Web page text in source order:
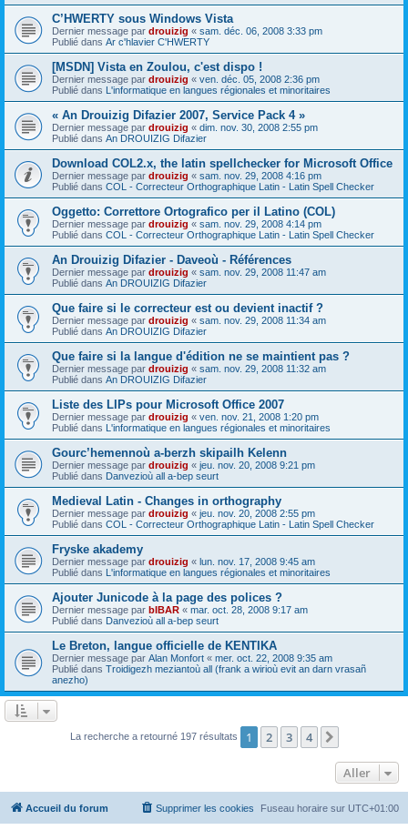
C’HWERTY sous Windows Vista
Dernier message par drouizig « sam. déc. 06, 2008 3:33 pm
Publié dans Ar c'hlavier C'HWERTY
[MSDN] Vista en Zoulou, c'est dispo !
Dernier message par drouizig « ven. déc. 05, 2008 2:36 pm
Publié dans L'informatique en langues régionales et minoritaires
« An Drouizig Difazier 2007, Service Pack 4 »
Dernier message par drouizig « dim. nov. 30, 2008 2:55 pm
Publié dans An DROUIZIG Difazier
Download COL2.x, the latin spellchecker for Microsoft Office
Dernier message par drouizig « sam. nov. 29, 2008 4:16 pm
Publié dans COL - Correcteur Orthographique Latin - Latin Spell Checker
Oggetto: Correttore Ortografico per il Latino (COL)
Dernier message par drouizig « sam. nov. 29, 2008 4:14 pm
Publié dans COL - Correcteur Orthographique Latin - Latin Spell Checker
An Drouizig Difazier - Daveoù - Références
Dernier message par drouizig « sam. nov. 29, 2008 11:47 am
Publié dans An DROUIZIG Difazier
Que faire si le correcteur est ou devient inactif ?
Dernier message par drouizig « sam. nov. 29, 2008 11:34 am
Publié dans An DROUIZIG Difazier
Que faire si la langue d'édition ne se maintient pas ?
Dernier message par drouizig « sam. nov. 29, 2008 11:32 am
Publié dans An DROUIZIG Difazier
Liste des LIPs pour Microsoft Office 2007
Dernier message par drouizig « ven. nov. 21, 2008 1:20 pm
Publié dans L'informatique en langues régionales et minoritaires
Gourc’hemennoù a-berzh skipailh Kelenn
Dernier message par drouizig « jeu. nov. 20, 2008 9:21 pm
Publié dans Danvezioù all a-bep seurt
Medieval Latin - Changes in orthography
Dernier message par drouizig « jeu. nov. 20, 2008 2:55 pm
Publié dans COL - Correcteur Orthographique Latin - Latin Spell Checker
Fryske akademy
Dernier message par drouizig « lun. nov. 17, 2008 9:45 am
Publié dans L'informatique en langues régionales et minoritaires
Ajouter Junicode à la page des polices ?
Dernier message par bIBAR « mar. oct. 28, 2008 9:17 am
Publié dans Danvezioù all a-bep seurt
Le Breton, langue officielle de KENTIKA
Dernier message par Alan Monfort « mer. oct. 22, 2008 9:35 am
Publié dans Troidigezh meziantoù all (frank a wirioù evit an darn vrasañ
anezho)
La recherche a retourné 197 résultats 1 2 3 4
Aller
Accueil du forum Fuseau horaire sur UTC+01:00
Supprimer les cookies